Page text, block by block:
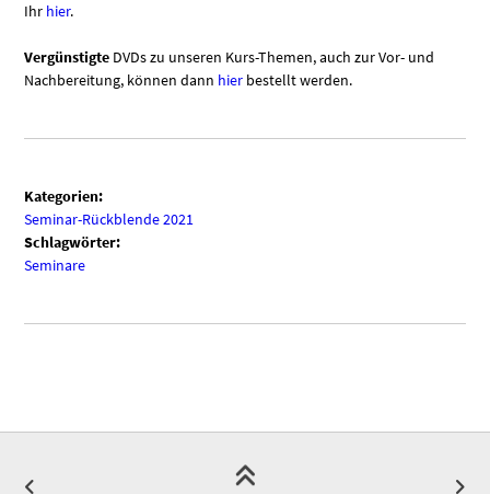
Ihr hier.
Vergünstigte DVDs zu unseren Kurs-Themen, auch zur Vor- und
Nachbereitung, können dann hier bestellt werden.
Kategorien:
Seminar-Rückblende 2021
Schlagwörter:
Seminare